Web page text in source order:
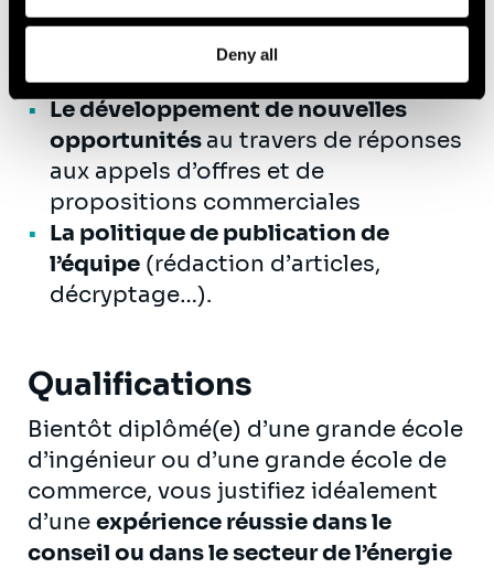
Deny all
travers de formations, de groupes
de travail, de diffusion de support
internes et externes,
Le développement de nouvelles
opportunités au travers de réponses
aux appels d’offres et de
propositions commerciales
La politique de publication de
l’équipe (rédaction d’articles,
décryptage…).
Qualifications
Bientôt diplômé(e) d’une grande école
d’ingénieur ou d’une grande école de
commerce, vous justifiez idéalement
d’une expérience réussie dans le
conseil ou dans le secteur de l’énergie